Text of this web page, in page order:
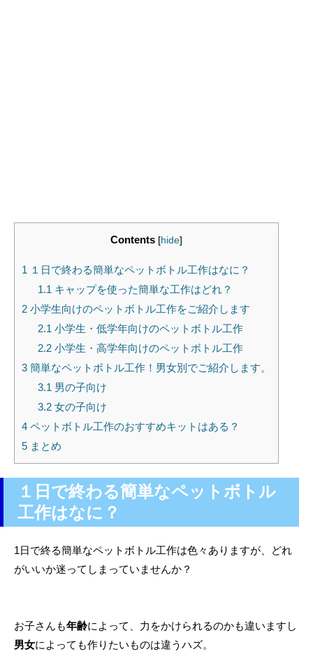
Contents [hide]
1 １日で終わる簡単なペットボトル工作はなに？
1.1 キャップを使った簡単な工作はどれ？
2 小学生向けのペットボトル工作をご紹介します
2.1 小学生・低学年向けのペットボトル工作
2.2小学生・高学年向けのペットボトル工作
3 簡単なペットボトル工作！男女別でご紹介します。
3.1 男の子向け
3.2女の子向け
4 ペットボトル工作のおすすめキットはある？
5 まとめ
１日で終わる簡単なペットボトル
工作はなに？
1日で終る簡単なペットボトル工作は色々ありますが、どれ
がいいか迷ってしまっていませんか？
お子さんも年齢によって、力をかけられるのかも違いますし
男女によっても作りたいものは違うハズ。